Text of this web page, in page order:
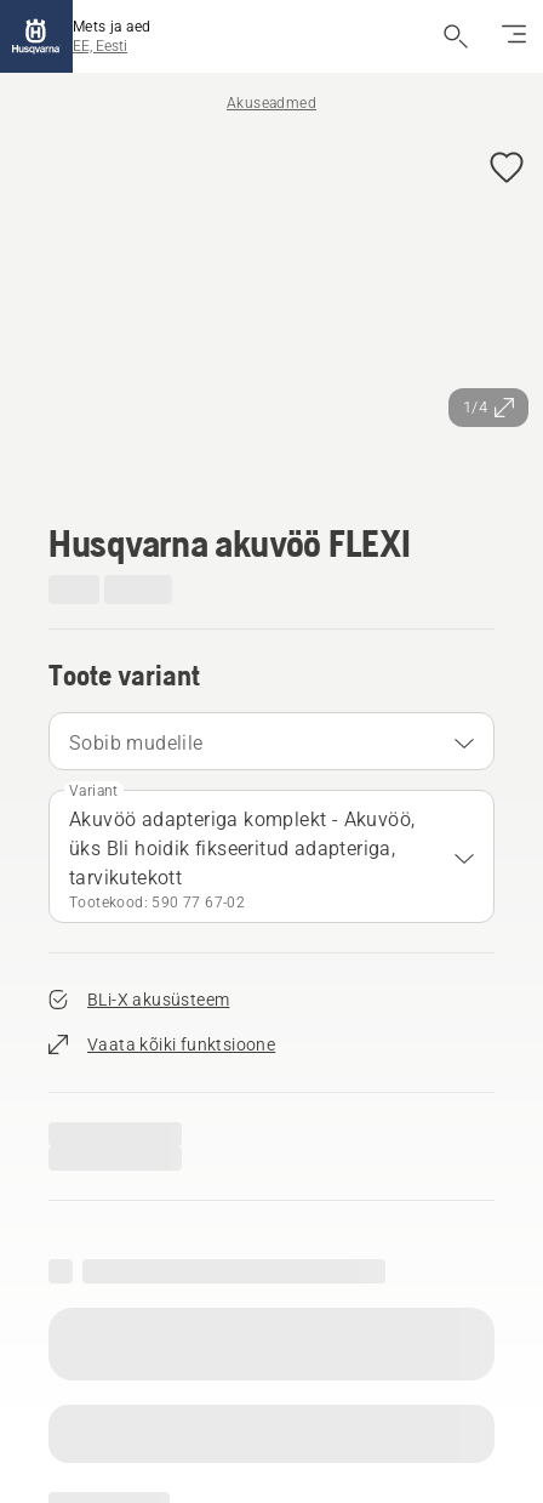
Mets ja aed
EE, Eesti
Akuseadmed
1/4
Husqvarna akuvöö FLEXI
Toote variant
Sobib mudelile
Variant
Akuvöö adapteriga komplekt - Akuvöö,
üks Bli hoidik fikseeritud adapteriga,
tarvikutekott
Tootekood: 590 77 67‑02
BLi-X akusüsteem
Vaata kõiki funktsioone